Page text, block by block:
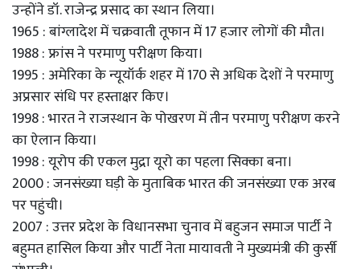
उन्होंने डॉ. राजेन्द्र प्रसाद का स्थान लिया।
1965 : बांग्लादेश में चक्रवाती तूफान में 17 हजार लोगों की मौत।
1988 : फ्रांस ने परमाणु परीक्षण किया।
1995 : अमेरिका के न्यूयॉर्क शहर में 170 से अधिक देशों ने परमाणु
अप्रसार संधि पर हस्ताक्षर किए।
1998 : भारत ने राजस्थान के पोखरण में तीन परमाणु परीक्षण करने
का ऐलान किया।
1998 : यूरोप की एकल मुद्रा यूरो का पहला सिक्का बना।
2000 : जनसंख्या घड़ी के मुताबिक भारत की जनसंख्या एक अरब
पर पहुंची।
2007 : उत्तर प्रदेश के विधानसभा चुनाव में बहुजन समाज पार्टी ने
बहुमत हासिल किया और पार्टी नेता मायावती ने मुख्यमंत्री की कुर्सी